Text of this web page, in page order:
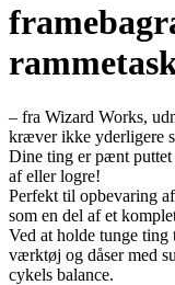
– fra Wizard Works,
kræver ikke yderligere
Dine ting er pænt
af eller logre!
Perfekt til opbevaring
som en del af et
Ved at holde tunge
værktøj og dåser med
cykels balance.